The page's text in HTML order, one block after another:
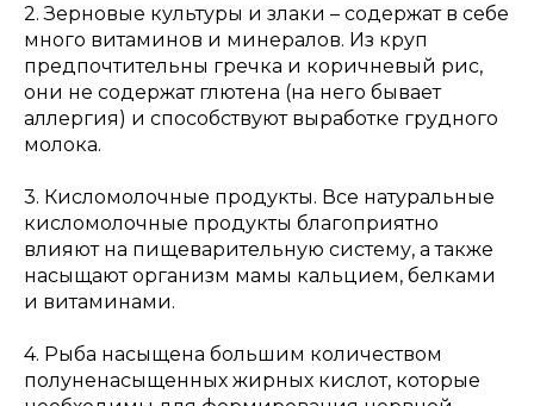
2. Зерновые культуры и злаки – содержат в себе
много витаминов и минералов. Из круп
предпочтительны гречка и коричневый рис,
они не содержат глютена (на него бывает
аллергия) и способствуют выработке грудного
молока.
3. Кисломолочные продукты. Все натуральные
кисломолочные продукты благоприятно
влияют на пищеварительную систему, а также
насыщают организм мамы кальцием, белками
и витаминами.
4. Рыба насыщена большим количеством
полуненасыщенных жирных кислот, которые